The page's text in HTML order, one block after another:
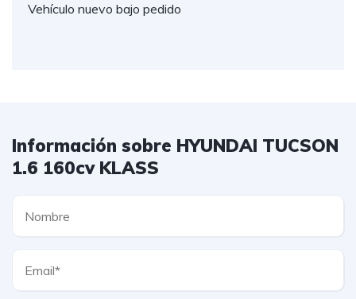
Vehículo nuevo bajo pedido
Información sobre HYUNDAI TUCSON
1.6 160cv KLASS